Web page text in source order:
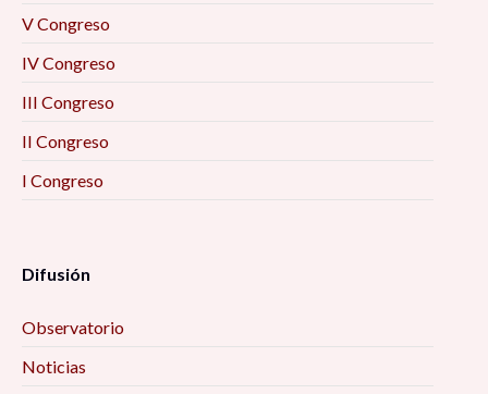
V Congreso
IV Congreso
III Congreso
II Congreso
I Congreso
Difusión
Observatorio
Noticias